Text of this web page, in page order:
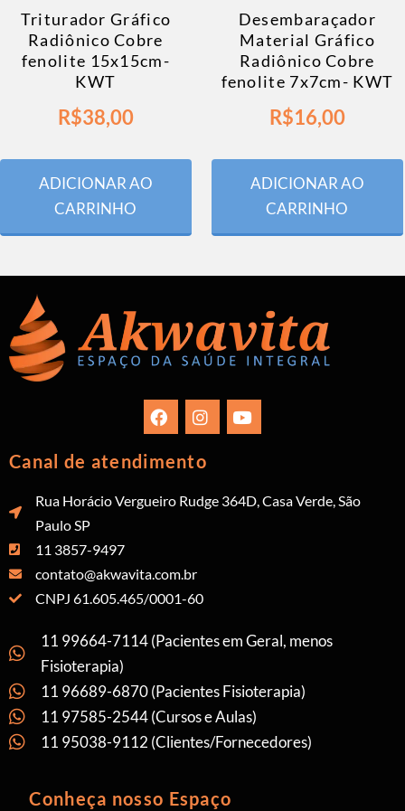
Triturador Gráfico
Radiônico Cobre
fenolite 15x15cm-
KWT
R$38,00
ADICIONAR AO
CARRINHO
Desembaraçador
Material Gráfico
Radiônico Cobre
fenolite 7x7cm- KWT
R$16,00
ADICIONAR AO
CARRINHO
Canal de atendimento
Rua Horácio Vergueiro Rudge 364D, Casa Verde, São
Paulo SP
11 3857-9497
contato@akwavita.com.br
CNPJ 61.605.465/0001-60
11 99664-7114 (Pacientes em Geral, menos
Fisioterapia)
11 96689-6870 (Pacientes Fisioterapia)
11 97585-2544 (Cursos e Aulas)
11 95038-9112 (Clientes/Fornecedores)
Conheça nosso Espaço